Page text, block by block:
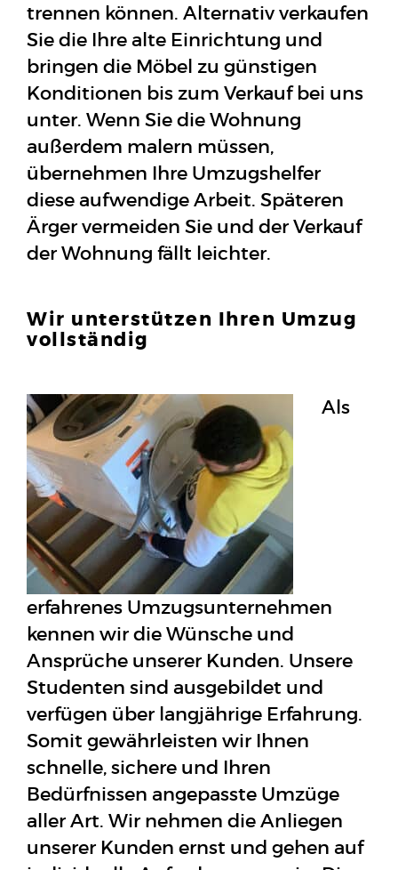
trennen können. Alternativ verkaufen
Sie die Ihre alte Einrichtung und
bringen die Möbel zu günstigen
Konditionen bis zum Verkauf bei uns
unter. Wenn Sie die Wohnung
außerdem malern müssen,
übernehmen Ihre Umzugshelfer
diese aufwendige Arbeit. Späteren
Ärger vermeiden Sie und der Verkauf
der Wohnung fällt leichter.
Wir unterstützen Ihren Umzug
vollständig
Als
erfahrenes Umzugsunternehmen
kennen wir die Wünsche und
Ansprüche unserer Kunden. Unsere
Studenten sind ausgebildet und
verfügen über langjährige Erfahrung.
Somit gewährleisten wir Ihnen
schnelle, sichere und Ihren
Bedürfnissen angepasste Umzüge
aller Art. Wir nehmen die Anliegen
unserer Kunden ernst und gehen auf